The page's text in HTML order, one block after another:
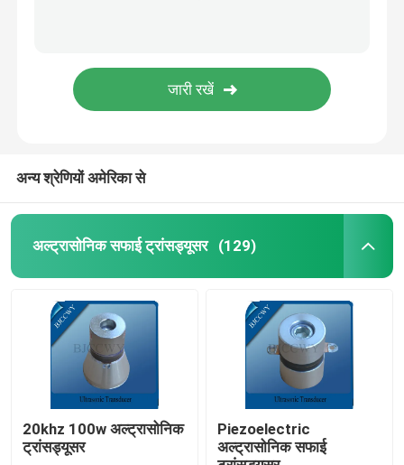
अन्य श्रेणियों अमेरिका से
अल्ट्रासोनिक सफाई ट्रांसड्यूसर (129)
20khz 100w अल्ट्रासोनिक
ट्रांसड्यूसर
Piezoelectric
अल्ट्रासोनिक सफाई